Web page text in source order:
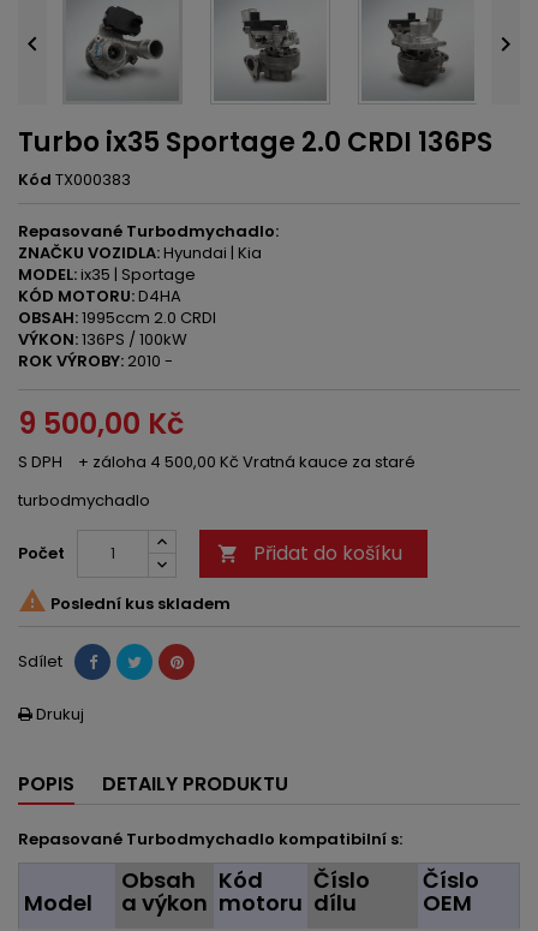
 
Turbo ix35 Sportage 2.0 CRDI 136PS
Kód TX000383
Repasované Turbodmychadlo:
ZNAČKU VOZIDLA:Hyundai | Kia
MODEL:ix35 | Sportage
KÓD MOTORU:D4HA
OBSAH:1995ccm 2.0 CRDI
VÝKON:136PS / 100kW
ROK VÝROBY: 2010 -
9 500,00 Kč
S DPH
+ záloha 4 500,00 Kč Vratná kauce za staré
turbodmychadlo
Počet  Přidat do košíku
 Poslední kus skladem
Sdílet
 Drukuj
POPIS DETAILY PRODUKTU
Repasované Turbodmychadlo kompatibilní s:
Model
Obsah
a výkon
Kód
motoru
Číslo
dílu
Číslo
OEM